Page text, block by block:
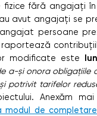
fără angajați
avut angajați se
persoane
raportează
modificate este
a-și onora obligațiile
potrivit tarifelor
Anexăm
modul de